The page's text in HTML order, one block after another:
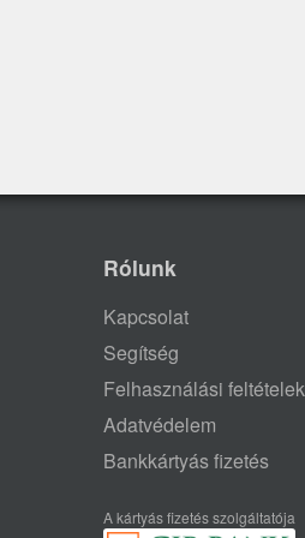
Rólunk
Kapcsolat
Segítség
Felhasználási feltételek
Adatvédelem
Bankkártyás fizetés
A kártyás fizetés szolgáltatója